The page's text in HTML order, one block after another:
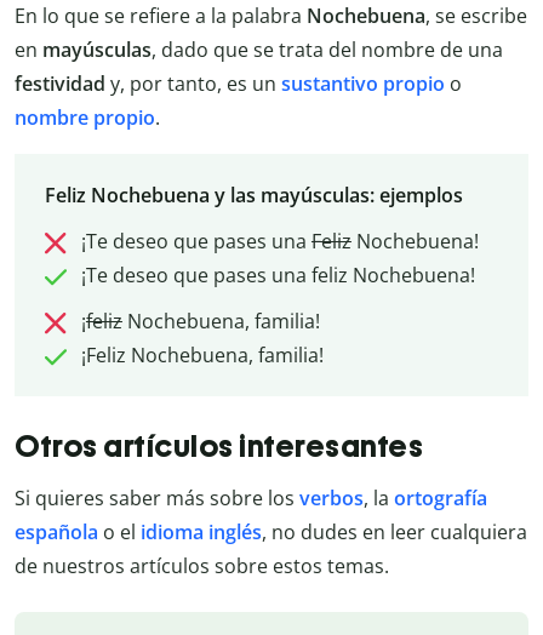
En lo que se refiere a la palabra Nochebuena, se escribe
en mayúsculas, dado que se trata del nombre de una
festividad y, por tanto, es un sustantivo propio o
nombre propio.
Feliz Nochebuena y las mayúsculas: ejemplos
¡Te deseo que pases una FelizNochebuena!
¡Te deseo que pases una feliz Nochebuena!
¡felizNochebuena, familia!
¡Feliz Nochebuena, familia!
Otros artículos interesantes
Si quieres saber más sobre los verbos, la ortografía
española o el idioma inglés, no dudes en leer cualquiera
de nuestros artículos sobre estos temas.